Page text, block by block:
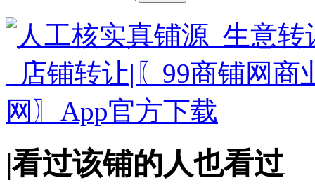
|看过该铺的人也看过